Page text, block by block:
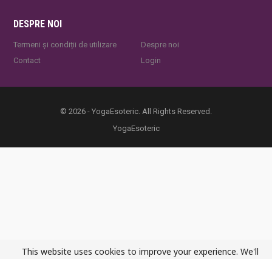
DESPRE NOI
Termeni și condiții de utilizare
Contact
Despre noi
Login
© 2026 - YogaEsoteric. All Rights Reserved.
YogaEsoteric
This website uses cookies to improve your experience. We'll